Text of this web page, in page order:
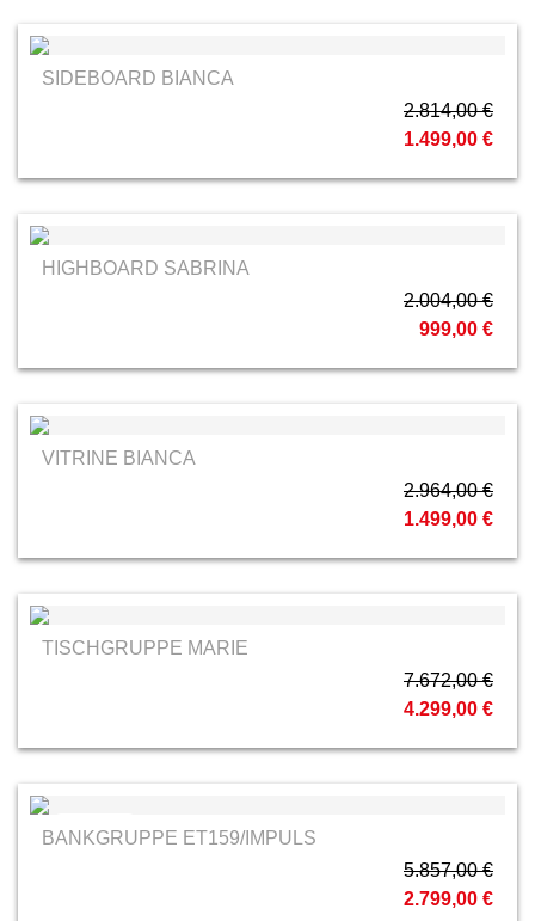
SIDEBOARD BIANCA
2.814,00 €
1.499,00 €
HIGHBOARD SABRINA
2.004,00 €
999,00 €
VITRINE BIANCA
2.964,00 €
1.499,00 €
TISCHGRUPPE MARIE
7.672,00 €
4.299,00 €
Venjakob
BANKGRUPPE ET159/IMPULS
5.857,00 €
2.799,00 €